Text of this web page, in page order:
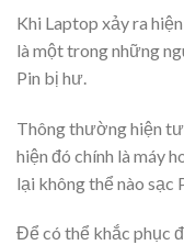
Khi Laptop xảy ra
là một trong những
Pin bị hư.
Thông thường hiện
hiện đó chính là máy
lại không thể nào sạc
Để có thể khắc phục